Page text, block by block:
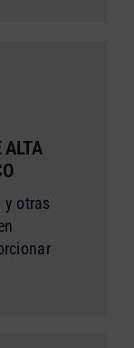
ALTA
y otras